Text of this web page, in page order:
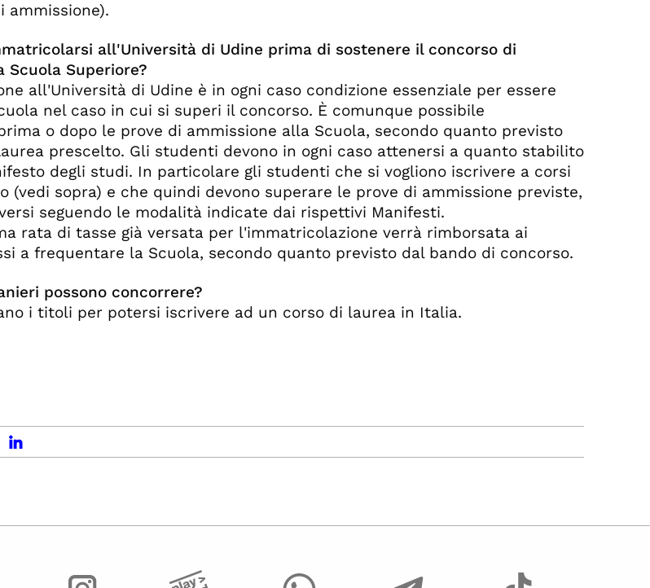
ammissione).
all'Università di Udine prima di sostenere il concorso di
Scuola Superiore?
all'Università di Udine è in ogni caso condizione essenziale per essere
nel caso in cui si superi il concorso. È comunque possibile
o dopo le prove di ammissione alla Scuola, secondo quanto previsto
prescelto. Gli studenti devono in ogni caso attenersi a quanto stabilito
degli studi. In particolare gli studenti che si vogliono iscrivere a corsi
(vedi sopra) e che quindi devono superare le prove di ammissione previste,
seguendo le modalità indicate dai rispettivi Manifesti.
rata di tasse già versata per l'immatricolazione verrà rimborsata ai
a frequentare la Scuola, secondo quanto previsto dal bando di concorso.
possono concorrere?
i titoli per potersi iscrivere ad un corso di laurea in Italia.
linkedin